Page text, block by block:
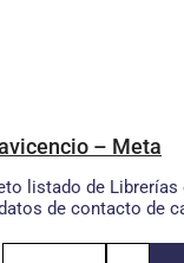
– Meta
listado de
de contacto de